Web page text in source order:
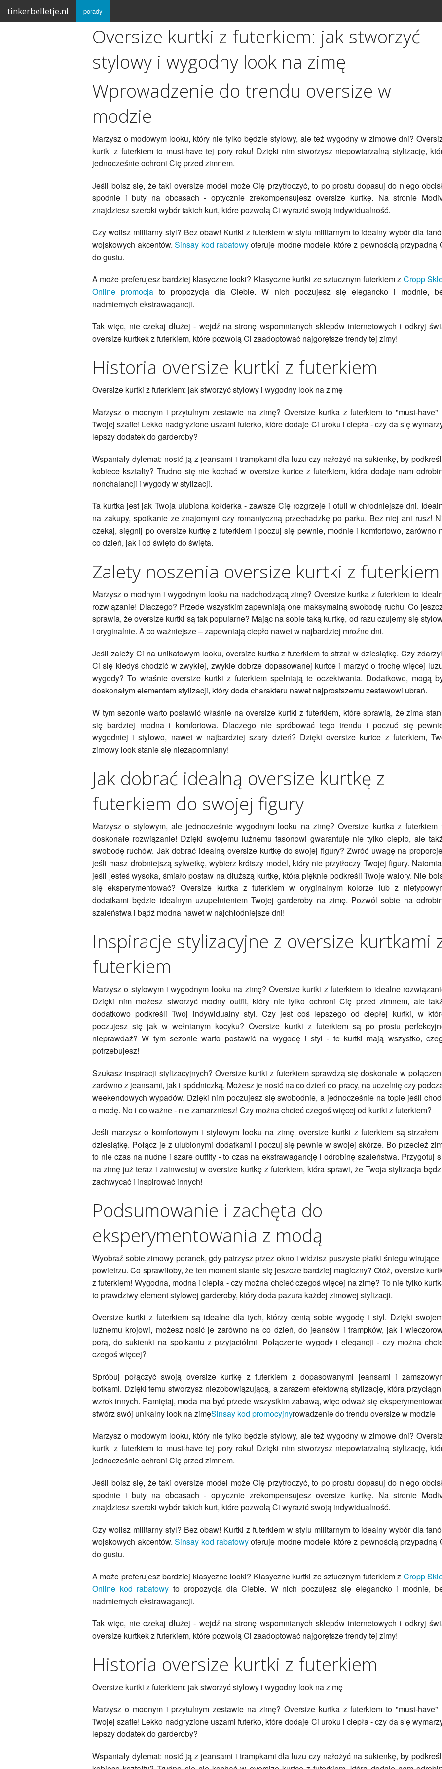
tinkerbelletje.nl porady
Oversize kurtki z futerkiem: jak stworzyć
stylowy i wygodny look na zimę
Wprowadzenie do trendu oversize w
modzie
Marzysz o modowym looku, który nie tylko będzie stylowy, ale też wygodny w zimowe dni?
kurtki z futerkiem to must-have tej pory roku! Dzięki nim stworzysz niepowtarzalną stylizację,
jednocześnie ochroni Cię przed zimnem.
Jeśli boisz się, że taki oversize model może Cię przytłoczyć, to po prostu dopasuj do niego
spodnie i buty na obcasach - optycznie zrekompensujesz oversize kurtkę. Na stronie
znajdziesz szeroki wybór takich kurt, które pozwolą Ci wyrazić swoją indywidualność.
Czy wolisz militarny styl? Bez obaw! Kurtki z futerkiem w stylu militarnym to idealny wybór dla
wojskowych akcentów.Sinsay kod rabatowyoferuje modne modele, które z pewnością przypadną
do gustu.
A może preferujesz bardziej klasyczne looki? Klasyczne kurtki ze sztucznym futerkiem z Cropp
Online promocja to propozycja dla Ciebie. W nich poczujesz się elegancko i modnie,
nadmiernych ekstrawagancji.
Tak więc, nie czekaj dłużej - wejdź na stronę wspomnianych sklepów internetowych i odkryj
oversize kurtkek z futerkiem, które pozwolą Ci zaadoptować najgorętsze trendy tej zimy!
Historia oversize kurtki z futerkiem
Oversize kurtki z futerkiem: jak stworzyć stylowy i wygodny look na zimę
Marzysz o modnym i przytulnym zestawie na zimę? Oversize kurtka z futerkiem to "must-have"
Twojej szafie! Lekko nadgryzione uszami futerko, które dodaje Ci uroku i ciepła - czy da się
lepszy dodatek do garderoby?
Wspaniały dylemat: nosić ją z jeansami i trampkami dla luzu czy nałożyć na sukienkę, by
kobiece kształty? Trudno się nie kochać w oversize kurtce z futerkiem, która dodaje nam
nonchalancji i wygody w stylizacji.
Ta kurtka jest jak Twoja ulubiona kołderka - zawsze Cię rozgrzeje i otuli w chłodniejsze dni.
na zakupy, spotkanie ze znajomymi czy romantyczną przechadzkę po parku. Bez niej ani rusz!
czekaj, sięgnij po oversize kurtkę z futerkiem i poczuj się pewnie, modnie i komfortowo, zarówno
co dzień, jak i od święto do święta.
Zalety noszenia oversize kurtki z futerkiem
Marzysz o modnym i wygodnym looku na nadchodzącą zimę? Oversize kurtka z futerkiem to
rozwiązanie! Dlaczego? Przede wszystkim zapewniają one maksymalną swobodę ruchu. Co
sprawia, że oversize kurtki są tak popularne? Mając na sobie taką kurtkę, od razu czujemy się
i oryginalnie. A co ważniejsze – zapewniają ciepło nawet w najbardziej mroźne dni.
Jeśli zależy Ci na unikatowym looku, oversize kurtka z futerkiem to strzał w dziesiątkę. Czy
Ci się kiedyś chodzić w zwykłej, zwykle dobrze dopasowanej kurtce i marzyć o trochę więcej
wygody? To właśnie oversize kurtki z futerkiem spełniają te oczekiwania. Dodatkowo, mogą
doskonałym elementem stylizacji, który doda charakteru nawet najprostszemu zestawowi ubrań.
W tym sezonie warto postawić właśnie na oversize kurtki z futerkiem, które sprawią, że zima
się bardziej modna i komfortowa. Dlaczego nie spróbować tego trendu i poczuć się
wygodniej i stylowo, nawet w najbardziej szary dzień? Dzięki oversize kurtce z futerkiem,
zimowy look stanie się niezapomniany!
Jak dobrać idealną oversize kurtkę z
futerkiem do swojej figury
Marzysz o stylowym, ale jednocześnie wygodnym looku na zimę? Oversize kurtka z futerkiem
doskonałe rozwiązanie! Dzięki swojemu luźnemu fasonowi gwarantuje nie tylko ciepło, ale
swobodę ruchów. Jak dobrać idealną oversize kurtkę do swojej figury? Zwróć uwagę na
jeśli masz drobniejszą sylwetkę, wybierz krótszy model, który nie przytłoczy Twojej figury.
jeśli jesteś wysoka, śmiało postaw na dłuższą kurtkę, która pięknie podkreśli Twoje walory. Nie
się eksperymentować? Oversize kurtka z futerkiem w oryginalnym kolorze lub z
dodatkami będzie idealnym uzupełnieniem Twojej garderoby na zimę. Pozwól sobie na
szaleństwa i bądź modna nawet w najchłodniejsze dni!
Inspiracje stylizacyjne z oversize kurtkami
futerkiem
Marzysz o stylowym i wygodnym looku na zimę? Oversize kurtki z futerkiem to idealne
Dzięki nim możesz stworzyć modny outfit, który nie tylko ochroni Cię przed zimnem, ale
dodatkowo podkreśli Twój indywidualny styl. Czy jest coś lepszego od ciepłej kurtki, w
poczujesz się jak w wełnianym kocyku? Oversize kurtki z futerkiem są po prostu
nieprawdaż? W tym sezonie warto postawić na wygodę i styl - te kurtki mają wszystko,
potrzebujesz!
Szukasz inspiracji stylizacyjnych? Oversize kurtki z futerkiem sprawdzą się doskonale w
zarówno z jeansami, jak i spódniczką. Możesz je nosić na co dzień do pracy, na uczelnię czy
weekendowych wypadów. Dzięki nim poczujesz się swobodnie, a jednocześnie na topie jeśli
o modę. No i co ważne - nie zamarzniesz! Czy można chcieć czegoś więcej od kurtki z futerkiem?
Jeśli marzysz o komfortowym i stylowym looku na zimę, oversize kurtki z futerkiem są strzałem
dziesiątkę. Połącz je z ulubionymi dodatkami i poczuj się pewnie w swojej skórze. Bo przecież
to nie czas na nudne i szare outfity - to czas na ekstrawagancję i odrobinę szaleństwa. Przygotuj
na zimę już teraz i zainwestuj w oversize kurtkę z futerkiem, która sprawi, że Twoja stylizacja
zachwycać i inspirować innych!
Podsumowanie i zachęta do
eksperymentowania z modą
Wyobraź sobie zimowy poranek, gdy patrzysz przez okno i widzisz puszyste płatki śniegu wirujące
powietrzu. Co sprawiłoby, że ten moment stanie się jeszcze bardziej magiczny? Otóż, oversize
z futerkiem! Wygodna, modna i ciepła - czy można chcieć czegoś więcej na zimę? To nie tylko
to prawdziwy element stylowej garderoby, który doda pazura każdej zimowej stylizacji.
Oversize kurtki z futerkiem są idealne dla tych, którzy cenią sobie wygodę i styl. Dzięki
luźnemu krojowi, możesz nosić je zarówno na co dzień, do jeansów i trampków, jak i
porą, do sukienki na spotkaniu z przyjaciółmi. Połączenie wygody i elegancji - czy można
czegoś więcej?
Spróbuj połączyć swoją oversize kurtkę z futerkiem z dopasowanymi jeansami i
botkami. Dzięki temu stworzysz niezobowiązującą, a zarazem efektowną stylizację, która
wzrok innych. Pamiętaj, moda ma być przede wszystkim zabawą, więc odważ się
stwórz swój unikalny look na zimęSinsay kod promocyjnyrowadzenie do trendu oversize w modzie
Marzysz o modowym looku, który nie tylko będzie stylowy, ale też wygodny w zimowe dni?
kurtki z futerkiem to must-have tej pory roku! Dzięki nim stworzysz niepowtarzalną stylizację,
jednocześnie ochroni Cię przed zimnem.
Jeśli boisz się, że taki oversize model może Cię przytłoczyć, to po prostu dopasuj do niego
spodnie i buty na obcasach - optycznie zrekompensujesz oversize kurtkę. Na stronie
znajdziesz szeroki wybór takich kurt, które pozwolą Ci wyrazić swoją indywidualność.
Czy wolisz militarny styl? Bez obaw! Kurtki z futerkiem w stylu militarnym to idealny wybór dla
wojskowych akcentów.Sinsay kod rabatowyoferuje modne modele, które z pewnością przypadną
do gustu.
A może preferujesz bardziej klasyczne looki? Klasyczne kurtki ze sztucznym futerkiem z Cropp
Online kod rabatowy to propozycja dla Ciebie. W nich poczujesz się elegancko i modnie,
nadmiernych ekstrawagancji.
Tak więc, nie czekaj dłużej - wejdź na stronę wspomnianych sklepów internetowych i odkryj
oversize kurtkek z futerkiem, które pozwolą Ci zaadoptować najgorętsze trendy tej zimy!
Historia oversize kurtki z futerkiem
Oversize kurtki z futerkiem: jak stworzyć stylowy i wygodny look na zimę
Marzysz o modnym i przytulnym zestawie na zimę? Oversize kurtka z futerkiem to "must-have"
Twojej szafie! Lekko nadgryzione uszami futerko, które dodaje Ci uroku i ciepła - czy da się
lepszy dodatek do garderoby?
Wspaniały dylemat: nosić ją z jeansami i trampkami dla luzu czy nałożyć na sukienkę, by